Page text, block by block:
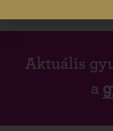
Aktuális
a